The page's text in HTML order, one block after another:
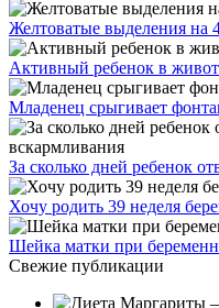
Желтоватые выделения на
Активный ребенок в
Младенец срыгивает
За сколько дней ребенок
Хочу родить 39 неделя
Шейка матки при
Свежие публикации